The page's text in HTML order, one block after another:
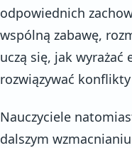
odpowiednich
wspólną zabawę,
uczą się, jak wyrażać
rozwiązywać
Nauczyciele
dalszym